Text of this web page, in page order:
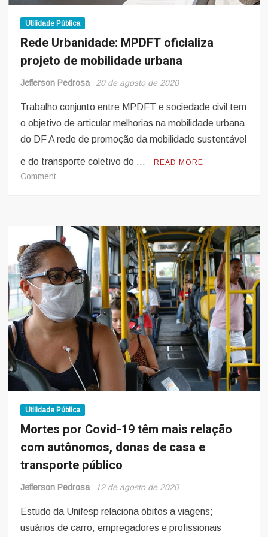
Utilidade Pública
Rede Urbanidade: MPDFT oficializa
projeto de mobilidade urbana
Jefferson Pedrosa 20 de agosto de 2020
Trabalho conjunto entre MPDFT e sociedade civil tem
o objetivo de articular melhorias na mobilidade urbana
do DF A rede de promoção da mobilidade sustentável
e do transporte coletivo do … READ MORE
Commenton
oficializa
projeto
mobilidade
urbana
Utilidade Pública
Mortes por Covid-19 têm mais relação
com autônomos, donas de casa e
transporte público
Jefferson Pedrosa 12 de agosto de 2020
Estudo da Unifesp relaciona óbitos a viagens;
usuários de carro, empregadores e profissionais